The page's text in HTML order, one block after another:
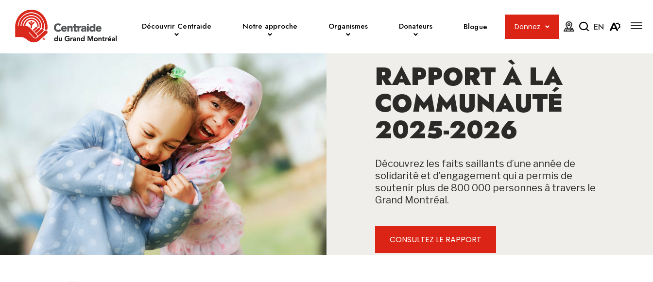
Découvrir Centraide Notre approche Organismes Donateurs Blogue Donnez
Ouvrir
la
EN
la
RAPPORT À LA
COMMUNAUTÉ
2025-2026
Découvrez les faits saillants d’une année de
solidarité et d’engagement qui a permis de
soutenir plus de 800 000 personnes à travers le
Grand Montréal.
CONSULTEZ LE RAPPORT